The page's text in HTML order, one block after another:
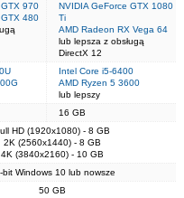
970
480
NVIDIA GeForce GTX 1080
Ti
AMD Radeon RX Vega 64
lub lepsza z obsługą
DirectX 12
Intel Core i5-6400
AMD Ryzen 5 3600
lub lepszy
16 GB
HD (1920x1080) - 8 GB
2K (2560x1440) - 8 GB
4K (3840x2160) - 10 GB
bit Windows 10 lub nowsze
50 GB